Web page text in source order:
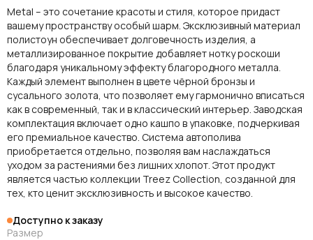
Metal – это сочетание красоты и стиля, которое придаст
вашему пространству особый шарм. Эксклюзивный материал
полистоун обеспечивает долговечность изделия, а
металлизированное покрытие добавляет нотку роскоши
благодаря уникальному эффекту благородного металла.
Каждый элемент выполнен в цвете чёрной бронзы и
сусального золота, что позволяет ему гармонично вписаться
как в современный, так и в классический интерьер. Заводская
комплектация включает одно кашпо в упаковке, подчеркивая
его премиальное качество. Система автополива
приобретается отдельно, позволяя вам наслаждаться
уходом за растениями без лишних хлопот. Этот продукт
является частью коллекции Treez Collection, созданной для
тех, кто ценит эксклюзивность и высокое качество.
Доступно к заказу
Размер